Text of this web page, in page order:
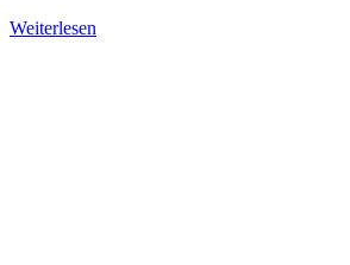
Weiterlesen